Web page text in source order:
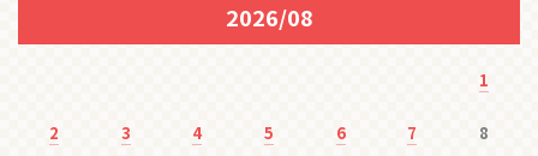
2026/08
1
2 3 4 5 6 7 8